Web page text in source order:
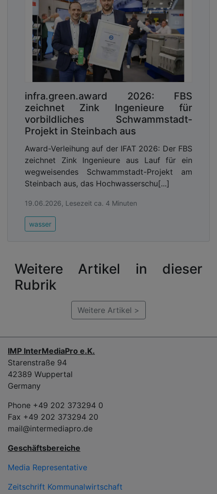
infra.green.award 2026: FBS
zeichnet Zink Ingenieure für
vorbildliches Schwammstadt-
Projekt in Steinbach aus
Award-Verleihung auf der IFAT 2026: Der FBS
zeichnet Zink Ingenieure aus Lauf für ein
wegweisendes Schwammstadt-Projekt am
Steinbach aus, das Hochwasserschu[...]
19.06.2026, Lesezeit ca. 4 Minuten
wasser
Weitere Artikel in dieser
Rubrik
Weitere Artikel >
IMP InterMediaPro e.K.
Starenstraße 94
42389 Wuppertal
Germany
Phone +49 202 373294 0
Fax +49 202 373294 20
mail@intermediapro.de
Geschäftsbereiche
Media Representative
Zeitschrift Kommunalwirtschaft